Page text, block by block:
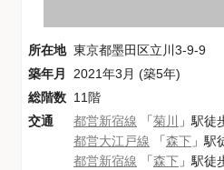
所在地 東京都墨田区立川3-9-9
築年月
2021年3月 (築5年)
総階数 11階
交通
都営新宿線 「菊川 」駅徒
都営大江戸線 「森下 」駅
都営新宿線 「森下 」駅徒